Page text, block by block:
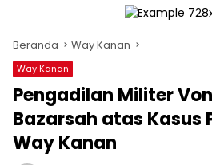
Beranda Way Kanan
Way Kanan
Pengadilan Militer
Bazarsah atas Kasus
Way Kanan